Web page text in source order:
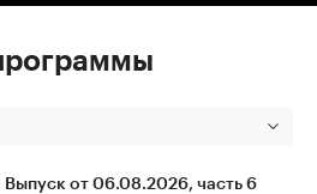
от 06.08.2026, часть 6